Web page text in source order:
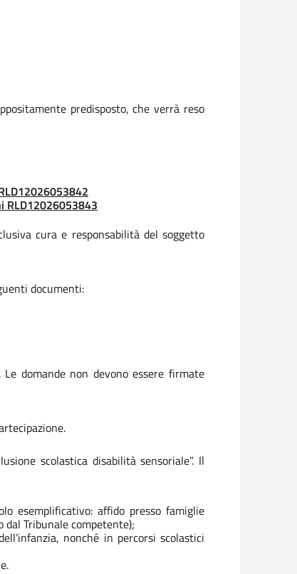
predisposto, che verrà reso
RLD12026053843
cura e responsabilità del soggetto
documenti:
domande non devono essere firmate
scolastica disabilità sensoriale”. Il
esemplificativo: affido presso famiglie
Tribunale competente);
nonché in percorsi scolastici